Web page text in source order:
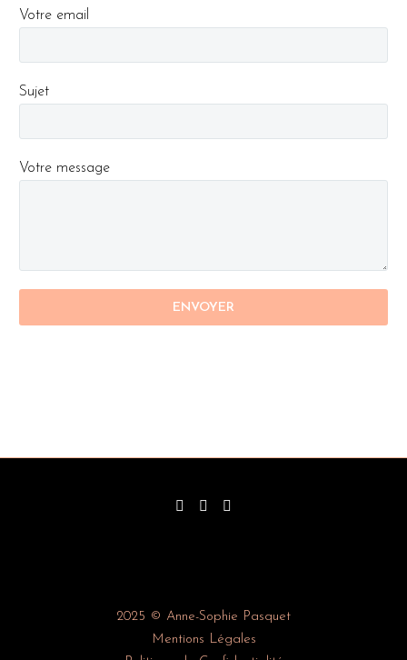
Votre email
Sujet
Votre message
2025 © Anne-Sophie Pasquet
Mentions Légales